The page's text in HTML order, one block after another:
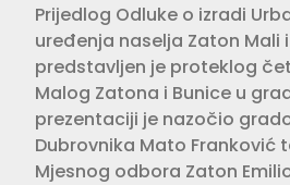
Prijedlog Odluke o izradi
uređenja naselja Zaton Mali
predstavljen je proteklog
Malog Zatona i Bunice u
prezentaciji je nazočio
Dubrovnika Mato Franković
Mjesnog odbora Zaton